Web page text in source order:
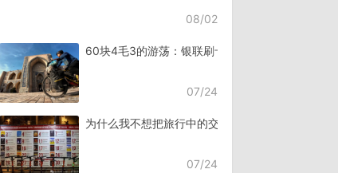
08/02
60块4毛3的游荡：银联刷卡失败，却扣了钱
07/24
为什么我不想把旅行中的交流，全都交给AI？
07/24